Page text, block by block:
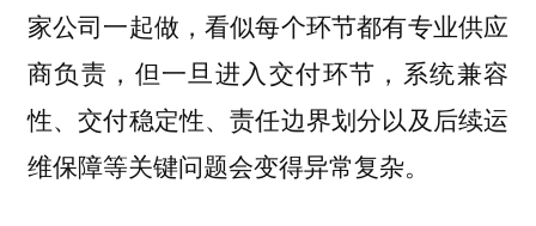
家公司一起做，看似每个环节都有专业供应
商负责，但一旦进入交付环节，系统兼容
性、交付稳定性、责任边界划分以及后续运
维保障等关键问题会变得异常复杂。